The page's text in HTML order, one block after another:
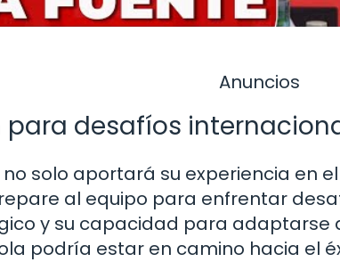
Anuncios
para desafíos
no solo aportará su experiencia en
al equipo para enfrentar
y su capacidad para adaptarse
podría estar en camino hacia el